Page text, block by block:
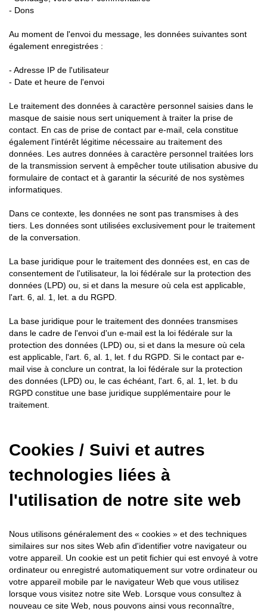
- Dons
Au moment de l'envoi du message, les données suivantes sont
également enregistrées :
- Adresse IP de l'utilisateur
- Date et heure de l'envoi
Le traitement des données à caractère personnel saisies dans le
masque de saisie nous sert uniquement à traiter la prise de
contact. En cas de prise de contact par e-mail, cela constitue
également l'intérêt légitime nécessaire au traitement des
données. Les autres données à caractère personnel traitées lors
de la transmission servent à empêcher toute utilisation abusive du
formulaire de contact et à garantir la sécurité de nos systèmes
informatiques.
Dans ce contexte, les données ne sont pas transmises à des
tiers. Les données sont utilisées exclusivement pour le traitement
de la conversation.
La base juridique pour le traitement des données est, en cas de
consentement de l'utilisateur, la loi fédérale sur la protection des
données (LPD) ou, si et dans la mesure où cela est applicable,
l'art. 6, al. 1, let. a du RGPD.
La base juridique pour le traitement des données transmises
dans le cadre de l'envoi d'un e-mail est la loi fédérale sur la
protection des données (LPD) ou, si et dans la mesure où cela
est applicable, l'art. 6, al. 1, let. f du RGPD. Si le contact par e-
mail vise à conclure un contrat, la loi fédérale sur la protection
des données (LPD) ou, le cas échéant, l'art. 6, al. 1, let. b du
RGPD constitue une base juridique supplémentaire pour le
traitement.
Cookies / Suivi et autres
technologies liées à
l'utilisation de notre site web
Nous utilisons généralement des « cookies » et des techniques
similaires sur nos sites Web afin d'identifier votre navigateur ou
votre appareil. Un cookie est un petit fichier qui est envoyé à votre
ordinateur ou enregistré automatiquement sur votre ordinateur ou
votre appareil mobile par le navigateur Web que vous utilisez
lorsque vous visitez notre site Web. Lorsque vous consultez à
nouveau ce site Web, nous pouvons ainsi vous reconnaître,